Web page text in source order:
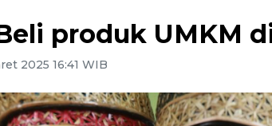
produk UMKM
2025 16:41 WIB